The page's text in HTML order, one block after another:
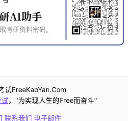
试FreeKaoYan.Com
试，"为实现人生的Free而奋斗"
联系我们 电子邮件